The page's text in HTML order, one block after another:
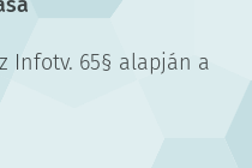
Infotv. 65§ alapján a